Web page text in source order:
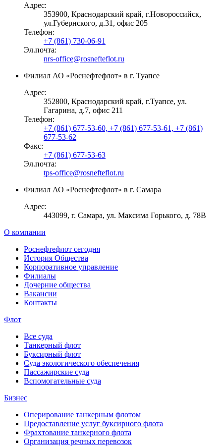
Адрес:
353900, Краснодарский край, г.Новороссийск,
ул.Губернского, д.31, офис 205
Телефон:
+7 (861) 730-06-91
Эл.почта:
nrs-office@rosnefteflot.ru
Филиал АО «Роснефтефлот» в г. Туапсе
Адрес:
352800, Краснодарский край, г.Туапсе, ул.
Гагарина, д.7, офис 211
Телефон:
+7 (861) 677-53-60, +7 (861) 677-53-61, +7 (861)
677-53-62
Факс:
+7 (861) 677-53-63
Эл.почта:
tps-office@rosnefteflot.ru
Филиал АО «Роснефтефлот» в г. Самара
Адрес:
443099, г. Самара, ул. Максима Горького, д. 78В
О компании
Роснефтефлот сегодня
История Общества
Корпоративное управление
Филиалы
Дочерние общества
Вакансии
Контакты
Флот
Все суда
Танкерный флот
Буксирный флот
Суда экологического обеспечения
Пассажирские суда
Вспомогательные суда
Бизнес
Оперирование танкерным флотом
Предоставление услуг буксирного флота
Фрахтование танкерного флота
Организация речных перевозок